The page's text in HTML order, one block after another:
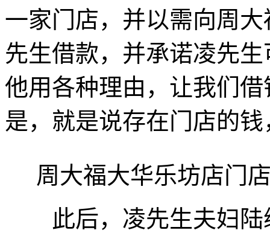
一家门店，并以需向周
先生借款，并承诺凌先
他用各种理由，让我们
是，就是说存在门店的
周大福大华乐坊店门
此后，凌先生夫妇陆